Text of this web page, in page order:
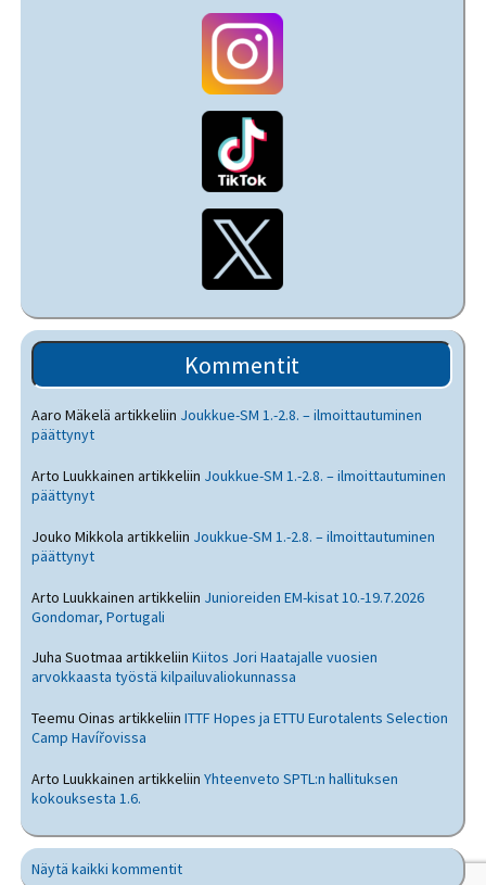
Kommentit
Aaro Mäkelä artikkeliin Joukkue-SM 1.-2.8. – ilmoittautuminen
päättynyt
Arto Luukkainen artikkeliin Joukkue-SM 1.-2.8. – ilmoittautuminen
päättynyt
Jouko Mikkola artikkeliin Joukkue-SM 1.-2.8. – ilmoittautuminen
päättynyt
Arto Luukkainen artikkeliin Junioreiden EM-kisat 10.-19.7.2026
Gondomar, Portugali
Juha Suotmaa artikkeliinKiitos Jori Haatajalle vuosien
arvokkaasta työstä kilpailuvaliokunnassa
Teemu Oinas artikkeliinITTF Hopes ja ETTU Eurotalents Selection
Camp Havířovissa
Arto Luukkainen artikkeliinYhteenveto SPTL:n hallituksen
kokouksesta 1.6.
Näytä kaikki kommentit